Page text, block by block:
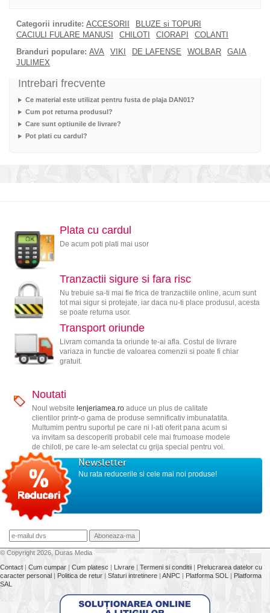
Categorii inrudite: ACCESORII
BLUZE si TOPURI
CACIULI FULARE MANUSI
CHILOTI CIORAPI
COLANTI
Branduri populare: AVA VIKI DE LAFENSE WOLBAR
GAIA
JULIMEX
Intrebari frecvente
Ce material este utilizat pentru fusta de plaja DAN01?
Cum pot returna produsul?
Care sunt optiunile de livrare?
Pot plati cu cardul?
Plata cu cardul
De acum poti plati mai usor
Tranzactii sigure si fara risc
Nu trebuie sa-ti mai fie frica de tranzactiile online, acum sunt
tot mai sigur si protejate, iar daca nu-ti place produsul, acesta
se poate returna usor.
Transport oriunde
Livram comanda ta oriunde te-ai afla. Costul de livrare
variaza in functie de valoarea comenzii si poate fi chiar
gratuit.
Noutati
Noul website lenjeriamea.roaduce un plus de calitate
clientilor printr-o gama de produse semnificativ imbunatatita.
Multumim pentru suportul pe care ni l-ati oferit pana acum si
va invitam sa descoperiti probabil cele mai frumoase modele
de chiloti, pe care le-am selectat cu grija special pentru voi.
Newsletter
Nu rata reducerile si cele mai noi produse!
© Copyright 2026, Duras Media
Contact | Cum cumpar | Cum platesc | Livrare | Termeni si conditii | Prelucrarea datelor cu
caracter personal | Politica de retur | Sfaturi intretinere | ANPC | Platforma SOL | Platforma
SAL